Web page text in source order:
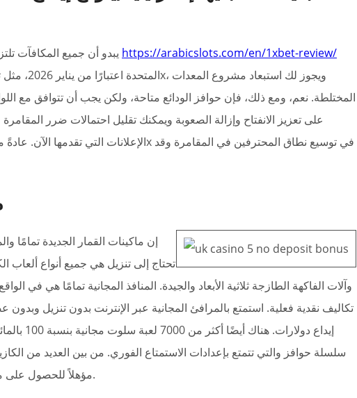
https://arabicslots.com/en/1xbet-review/
المختلطة. نعم، ومع ذلك، فإن حوافز الودائع متاحة، ولكن يجب أن تتوافق مع
على تعزيز الانفتاح وإزالة الصعوبة ويمكنك تقليل احتمالات ضرر
إن ماكينات القمار الجديدة تمامًا
تحتاج إلى تنزيل هي جميع أنواع ألعاب
وآلات الفاكهة الطازجة ثلاثية الأبعاد والجيدة. المنافذ المجانية تمامًا هي في
تكاليف نقدية فعلية. استمتع بالمرافئ المجانية عبر الإنترنت بدون تنزيل
إيداع
سلسلة حوافز والتي تتمتع بإعدادات الاستمتاع الفوري. من بين العديد من
مؤهلاً للحصول على مكافأة إضافية بدون إيداع كمستخدم عادي.